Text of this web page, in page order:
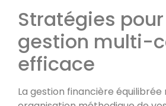
Stratégies
gestion multi-
efficace
La gestion financière équilibrée